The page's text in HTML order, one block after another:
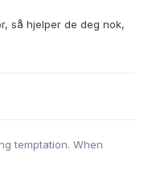
så hjelper de deg nok,
temptation. When